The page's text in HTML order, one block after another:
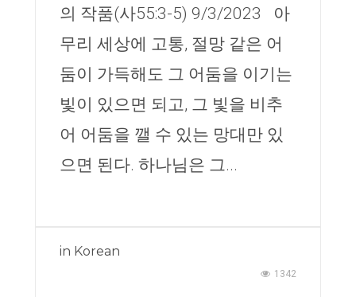
의 작품(사55:3-5) 9/3/2023 아
무리 세상에 고통, 절망 같은 어
둠이 가득해도 그 어둠을 이기는
빛이 있으면 되고, 그 빛을 비추
어 어둠을 깰 수 있는 망대만 있
으면 된다. 하나님은 그...
in Korean
1342